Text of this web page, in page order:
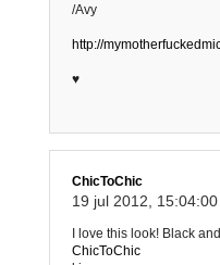
/Avy
http://
♥
ChicToChic
19 jul 2012, 15:04:00
I love this look! Black
ChicToChic